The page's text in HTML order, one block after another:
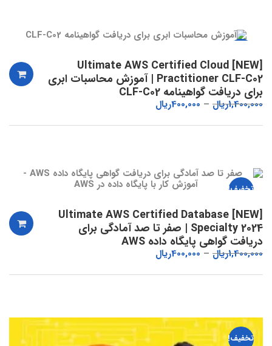
[NEW] Ultimate AWS Certified Cloud
Practitioner CLF-C02 | آموزش محاسبات ابری
برای دریافت گواهینامه CLF-C02
1,400,000ریال 400,000ریال
تخفیف!
[NEW] Ultimate AWS Certified Database
Specialty 2024 | صفر تا صد آمادگی برای
دریافت گواهی پایگاه داده AWS
1,400,000ریال 400,000ریال
تخفیف!